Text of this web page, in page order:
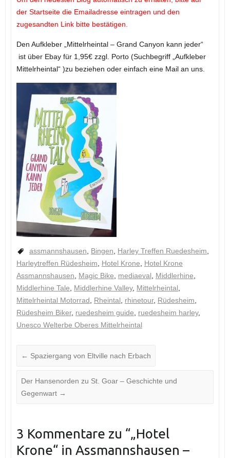
der Startseite die Emailadresse eintragen und den
zugesandten Link bitte bestätigen.
Den Aufkleber „Mittelrheintal – Grand Canyon kann jeder“
ist über Ebay für 1,95€ zzgl. Porto (Suchbegriff „Aufkleber
Mittelrheintal“ )zu beziehen oder einfach eine Mail an uns.
assmannshausen Bingen Harley Treffen Ruedesheim
Harleytreffen Rüdesheim
Hotel Krone
Hotel Krone
Assmannshausen
Magic Bike mediaeval Middlerhine
Middlerhine Tale
Middlerhine Valley, Mittelrheintal
Mittelrheintal Motorrad
Rheintal rhinetour, Rüdesheim
Rüdesheim Biker, ruedesheim guide ruedesheim harley,
Unesco Welterbe Oberes Mittelrheintal
← Spaziergang von Eltville nach Erbach
Der Hansenorden zu St. Goar – Geschichte und
Gegenwart →
3 Kommentare zu “„Hotel
Krone“ in Assmannshausen –